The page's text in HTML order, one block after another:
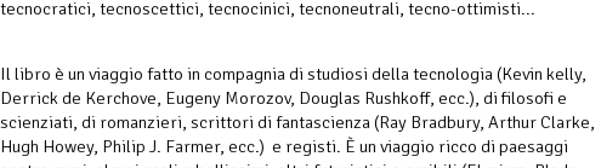
tecnocratici, tecnoscettici, tecnocinici, tecnoneutrali, tecno-ottimisti...
Il libro è un viaggio fatto in compagnia di studiosi della tecnologia (Kevin kelly,
Derrick de Kerchove, Eugeny Morozov, Douglas Rushkoff, ecc.), di filosofi e
scienziati, di romanzieri, scrittori di fantascienza (Ray Bradbury, Arthur Clarke,
Hugh Howey, Philip J. Farmer, ecc.) e registi. È un viaggio ricco di paesaggi